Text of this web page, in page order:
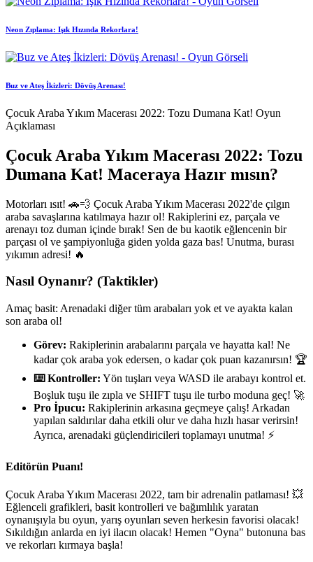
Neon Zıplama: Işık Hızında Rekorlara!
Buz ve Ateş İkizleri: Dövüş Arenası!
Çocuk Araba Yıkım Macerası 2022: Tozu Dumana Kat! Oyun
Açıklaması
Çocuk Araba Yıkım Macerası 2022: Tozu
Dumana Kat! Maceraya Hazır mısın?
Motorları ısıt! 🚗💨 Çocuk Araba Yıkım Macerası 2022'de çılgın
araba savaşlarına katılmaya hazır ol! Rakiplerini ez, parçala ve
arenayı toz duman içinde bırak! Sen de bu kaotik eğlencenin bir
parçası ol ve şampiyonluğa giden yolda gaza bas! Unutma, burası
yıkımın adresi! 🔥
Nasıl Oynanır? (Taktikler)
Amaç basit: Arenadaki diğer tüm arabaları yok et ve ayakta kalan
son araba ol!
Görev: Rakiplerinin arabalarını parçala ve hayatta kal! Ne
kadar çok araba yok edersen, o kadar çok puan kazanırsın! 🏆
⌨️ Kontroller: Yön tuşları veya WASD ile arabayı kontrol et.
Boşluk tuşu ile zıpla ve SHIFT tuşu ile turbo moduna geç! 🚀
Pro İpucu: Rakiplerinin arkasına geçmeye çalış! Arkadan
yapılan saldırılar daha etkili olur ve daha hızlı hasar verirsin!
Ayrıca, arenadaki güçlendiricileri toplamayı unutma! ⚡
Editörün Puanı!
Çocuk Araba Yıkım Macerası 2022, tam bir adrenalin patlaması! 💥
Eğlenceli grafikleri, basit kontrolleri ve bağımlılık yaratan
oynanışıyla bu oyun, yarış oyunları seven herkesin favorisi olacak!
Sıkıldığın anlarda en iyi ilacın olacak! Hemen "Oyna" butonuna bas
ve rekorları kırmaya başla!